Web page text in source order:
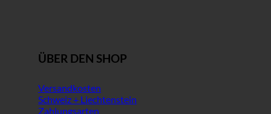
ÜBER DEN SHOP
Versandkosten
Schweiz + Liechtenstein
Zahlungsarten